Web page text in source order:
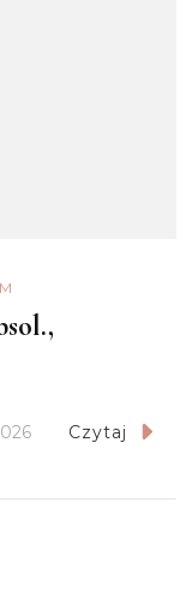
Czytaj